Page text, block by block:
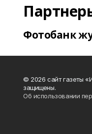
Фотобанк
© 2026 сайт газеты
защищены.
Об использовании